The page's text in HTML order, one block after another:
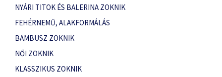
NYÁRI TITOK ÉS BALERINA ZOKNIK
FEHÉRNEMŰ, ALAKFORMÁLÁS
BAMBUSZ ZOKNIK
NŐI ZOKNIK
KLASSZIKUS ZOKNIK